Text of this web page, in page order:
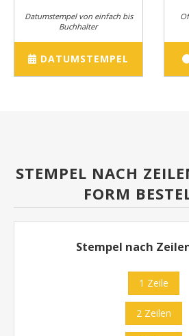
Datumstempel von einfach bis
Buchhalter
DATUMSTEMPEL
STEMPEL NACH
FORM
Stempel nach
1 Zeile
2 Zeilen